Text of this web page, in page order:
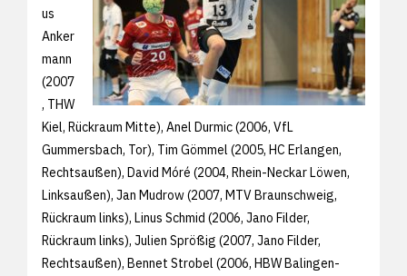
us
Anker
mann
(2007
, THW
Kiel, Rückraum Mitte), Anel Durmic (2006, VfL
Gummersbach, Tor), Tim Gömmel (2005, HC Erlangen,
Rechtsaußen), David Móré (2004, Rhein-Neckar Löwen,
Linksaußen), Jan Mudrow (2007, MTV Braunschweig,
Rückraum links), Linus Schmid (2006, Jano Filder,
Rückraum links), Julien Sprößig (2007, Jano Filder,
Rechtsaußen), Bennet Strobel (2006, HBW Balingen-